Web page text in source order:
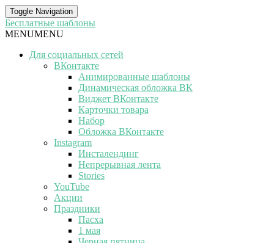
Toggle Navigation
Бесплатные шаблоны
MENUMENU
Для социальных сетей
ВКонтакте
Анимированные шаблоны
Динамическая обложка ВК
Виджет ВКонтакте
Карточки товара
Набор
Обложка ВКонтакте
Instagram
Инсталендинг
Непрерывная лента
Stories
YouTube
Акции
Праздники
Пасха
1 мая